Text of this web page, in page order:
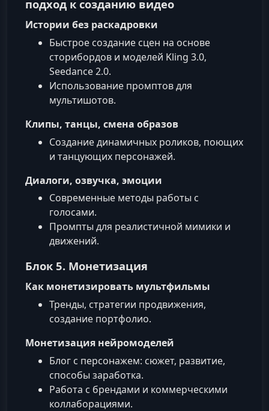
подход к созданию видео
Истории без раскадровки
Быстрое создание сцен на основе
сторибордов и моделей Kling 3.0,
Seedance 2.0.
Использование промптов для
мультишотов.
Клипы, танцы, смена образов
Создание динамичных роликов, поющих
и танцующих персонажей.
Диалоги, озвучка, эмоции
Современные методы работы с
голосами.
Промпты для реалистичной мимики и
движений.
Блок 5. Монетизация
Как монетизировать мультфильмы
Тренды, стратегии продвижения,
создание портфолио.
Монетизация нейромоделей
Блог с персонажем: сюжет, развитие,
способы заработка.
Работа с брендами и коммерческими
коллаборациями.